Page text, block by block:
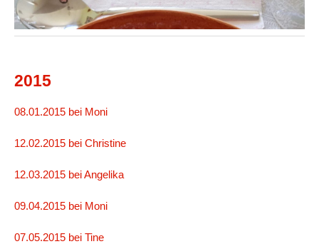
2015
08.01.2015 bei Moni
12.02.2015 bei Christine
12.03.2015 bei Angelika
09.04.2015 bei Moni
07.05.2015 bei Tine